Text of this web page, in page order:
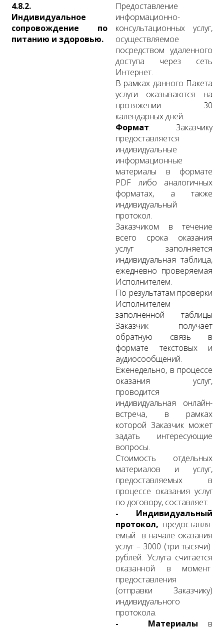
4.8.2.
Индивидуальное
сопровождение по
питанию и здоровью.
Предоставление
информационно-
консультационных услуг,
осуществляемое
посредством удаленного
доступа через сеть
Интернет.
В рамках данного Пакета
услуги оказываются на
протяжении 30
календарных дней.
Формат: Заказчику
предоставляется
индивидуальные
информационные
материалы в формате
PDF либо аналогичных
форматах, а также
индивидуальный
протокол.
Заказчиком в течение
всего срока оказания
услуг заполняется
индивидуальная таблица,
ежедневно проверяемая
Исполнителем.
По результатам проверки
Исполнителем
заполненной таблицы
Заказчик получает
обратную связь в
формате текстовых и
аудиосообщений.
Еженедельно, в процессе
оказания услуг,
проводится
индивидуальная онлайн-
встреча, в рамках
которой Заказчик может
задать интересующие
вопросы.
Стоимость отдельных
материалов и услуг,
предоставляемых в
процессе оказания услуг
по договору, составляет:
- Индивидуальный
протокол, предоставля
емый в начале оказания
услуг – 3000 (три тысячи)
рублей. Услуга считается
оказанной в момент
предоставления
(отправки Заказчику)
индивидуального
протокола.
- Материалы в